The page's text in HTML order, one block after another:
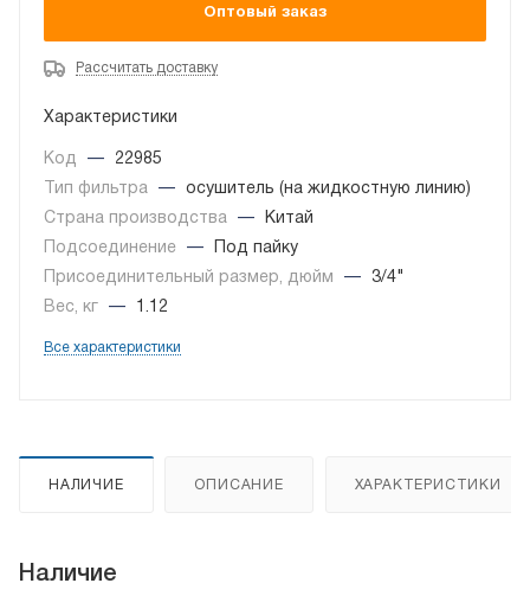
Оптовый заказ
Рассчитать доставку
Характеристики
Код —
22985
Тип фильтра
—
осушитель (на жидкостную линию)
Страна производства
—
Китай
Подсоединение
—
Под пайку
Присоединительный размер, дюйм
—
3/4"
Вес, кг
— 1.12
Все характеристики
НАЛИЧИЕ ОПИСАНИЕ ХАРАКТЕРИСТИКИ
Наличие